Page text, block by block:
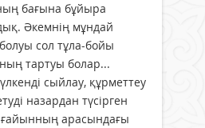
бағына бұйыра
Әкемнің мұндай
сол тұла-бойы
тартуы болар...
сыйлау, құрметтеу
назардан түсірген
арасындағы